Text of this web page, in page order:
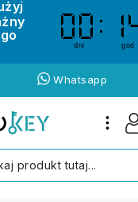
00
00
dni god
Whatsapp